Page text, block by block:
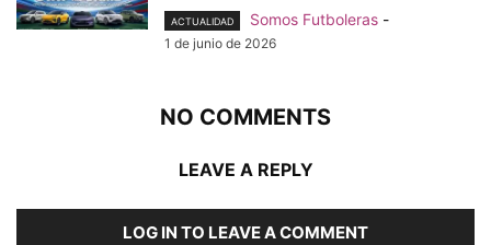
ACTUALIDAD Somos Futboleras -
1 de junio de 2026
NO COMMENTS
LEAVE A REPLY
LOG IN TO LEAVE A COMMENT